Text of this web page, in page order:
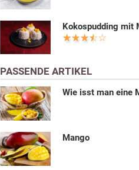
Kokospudding mit
PASSENDE ARTIKEL
Wie isst man eine
Mango